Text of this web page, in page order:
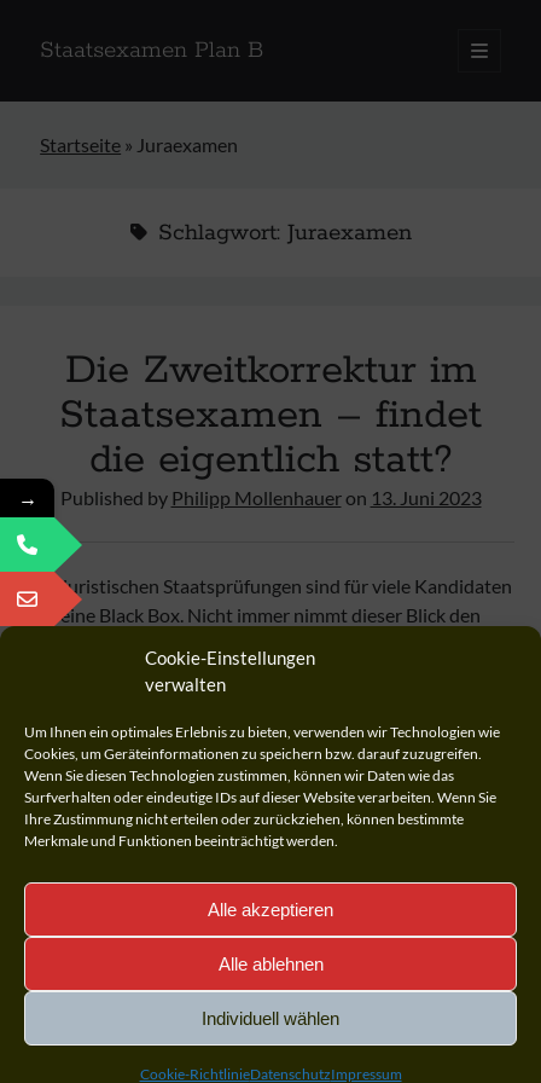
Cookie-Einstellungen
verwalten
Um Ihnen ein optimales Erlebnis zu bieten, verwenden wir Technologien wie
Cookies, um Geräteinformationen zu speichern bzw. darauf zuzugreifen.
Wenn Sie diesen Technologien zustimmen, können wir Daten wie das
Surfverhalten oder eindeutige IDs auf dieser Website verarbeiten. Wenn Sie
Ihre Zustimmung nicht erteilen oder zurückziehen, können bestimmte
Merkmale und Funktionen beeinträchtigt werden.
Alle akzeptieren
Alle ablehnen
Individuell wählen
Cookie-RichtlinieDatenschutzImpressum
Staatsexamen Plan B
open
Startseite » Juraexamen
Schlagwort: Juraexamen
Die Zweitkorrektur im
Staatsexamen – findet
die eigentlich statt?
Published by Philipp Mollenhaueron 13. Juni 2023
Die juristischen Staatsprüfungen sind für viele Kandidaten
eine Black Box. Nicht immer nimmt dieser Blick den
geben neue Entwicklungen auch Hoffnung.
→